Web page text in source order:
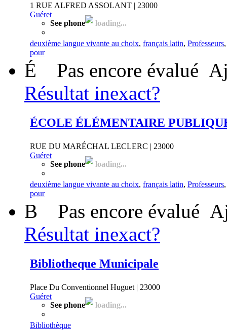
1 RUE ALFRED ASSOLANT | 23000
Guéret
See phone
loading...
deuxième langue vivante au choix, français latin, Professeurs
pour
É Pas encore évalué
Résultat inexact?
ÉCOLE ÉLÉMENTAIRE
RUE DU MARÉCHAL LECLERC | 23000
Guéret
See phone
loading...
deuxième langue vivante au choix, français latin, Professeurs
pour
B Pas encore évalué
Résultat inexact?
Bibliotheque Municipale
Place Du Conventionnel Huguet | 23000
Guéret
See phone
loading...
Bibliothèque